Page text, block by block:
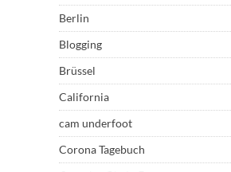
Berlin
Blogging
Brüssel
California
cam underfoot
Corona Tagebuch